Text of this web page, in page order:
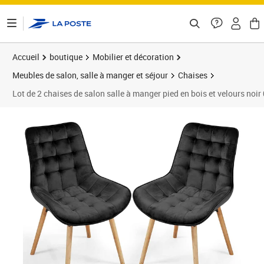
Accueil boutique
Mobilier et décoration
Meubles de salon, salle à manger et séjour
Chaises
Lot de 2 chaises de salon salle à manger pied en bois et velours noir